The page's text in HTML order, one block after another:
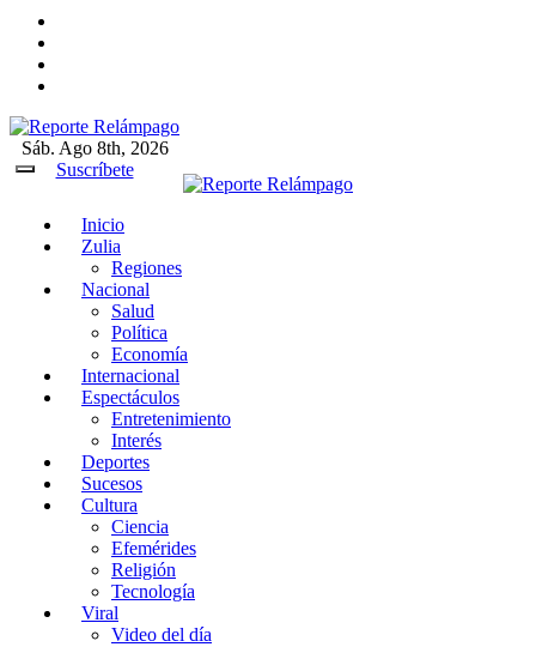
Reporte Relámpago
Claridad y rigor en cada noticia
Sáb. Ago 8th, 2026
Suscríbete
Inicio
Zulia
Regiones
Nacional
Salud
Política
Economía
Internacional
Espectáculos
Entretenimiento
Interés
Deportes
Sucesos
Cultura
Ciencia
Efemérides
Religión
Tecnología
Viral
Video del día